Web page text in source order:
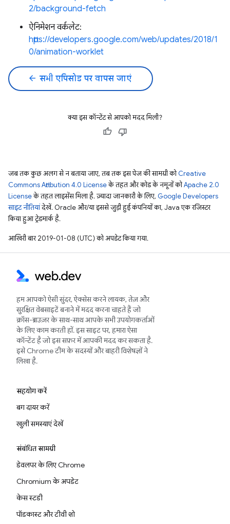
2/background-fetch
ऐनिमेशन वर्कलेट:
https://developers.google.com/web/updates/2018/1
0/animation-worklet
arrow_back सभी एपिसोड पर वापस जाएं
क्या इस कॉन्टेंट से आपको मदद मिली?
जब तक कुछ अलग से न बताया जाए, तब तक इस पेज की सामग्री कोCreative
Commons Attribution 4.0 Licenseके तहत और कोड के नमूनों कोApache 2.0
Licenseके तहत लाइसेंस मिला है. ज़्यादा जानकारी के लिए, Google Developers
साइट नीतियांदेखें. Oracle और/या इससे जुड़ी हुई कंपनियों का, Java एक रजिस्टर
किया हुआ ट्रेडमार्क है.
आखिरी बार 2019-01-08 (UTC) को अपडेट किया गया.
हम आपको ऐसी सुंदर, ऐक्सेस करने लायक, तेज़ और
सुरक्षित वेबसाइटें बनाने में मदद करना चाहते हैं जो
क्रॉस-ब्राउज़र के साथ-साथ आपके सभी उपयोगकर्ताओं
के लिए काम करती हों. इस साइट पर, हमारा ऐसा
कॉन्टेंट है जो इस सफ़र में आपकी मदद कर सकता है.
इसे Chrome टीम के सदस्यों और बाहरी विशेषज्ञों ने
लिखा है.
सहयोग करें
बग दायर करें
खुली समस्याएं देखें
संबंधित सामग्री
डेवलपर के लिए Chrome
Chromium के अपडेट
केस स्टडी
पॉडकास्ट और टीवी शो